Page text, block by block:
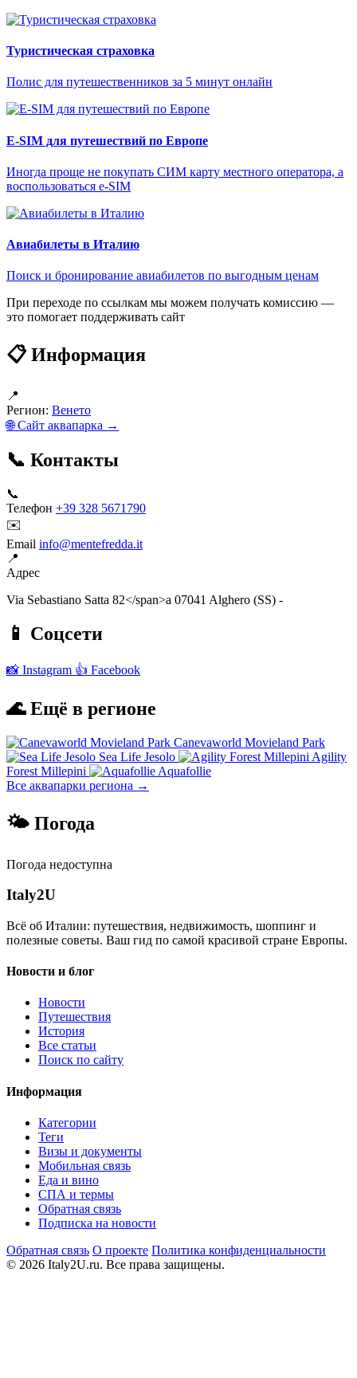
Туристическая страховка
Полис для путешественников за 5 минут онлайн
E-SIM для путешествий по Европе
Иногда проще не покупать СИМ карту местного оператора, а
воспользоваться e-SIM
Авиабилеты в Италию
Поиск и бронирование авиабилетов по выгодным ценам
При переходе по ссылкам мы можем получать комиссию —
это помогает поддерживать сайт
📋 Информация
📍
Регион: Венето
🌐 Сайт аквапарка →
📞 Контакты
📞
Телефон +39 328 5671790
✉️
Email info@mentefredda.it
📍
Адрес
Via Sebastiano Satta 82</span>a 07041 Alghero (SS) -
📱 Соцсети
📸 Instagram 👍 Facebook
🌊 Ещё в регионе
Canevaworld Movieland Park
Sea Life Jesolo
Agility
Forest Millepini
Aquafollie
Все аквапарки региона →
🌤 Погода
Погода недоступна
Italy2U
Всё об Италии: путешествия, недвижимость, шоппинг и
полезные советы. Ваш гид по самой красивой стране Европы.
Новости и блог
Новости
Путешествия
История
Все статьи
Поиск по сайту
Информация
Категории
Теги
Визы и документы
Мобильная связь
Еда и вино
СПА и термы
Обратная связь
Подписка на новости
Обратная связь О проекте Политика конфиденциальности
© 2026 Italy2U.ru. Все права защищены.